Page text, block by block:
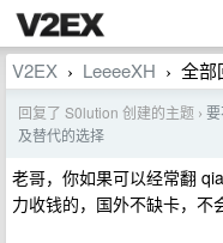
V2EX › LeeeeXH › 全部
回复了 S0lution 创建的主题 ›
及替代的选择
老哥，你如果可以经常翻
力收钱的，国外不缺卡，不